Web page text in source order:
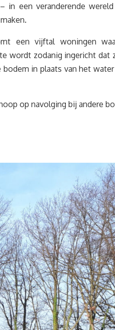
een veranderende
een vijftal woningen
zodanig ingericht
in plaats van het
op navolging bij andere